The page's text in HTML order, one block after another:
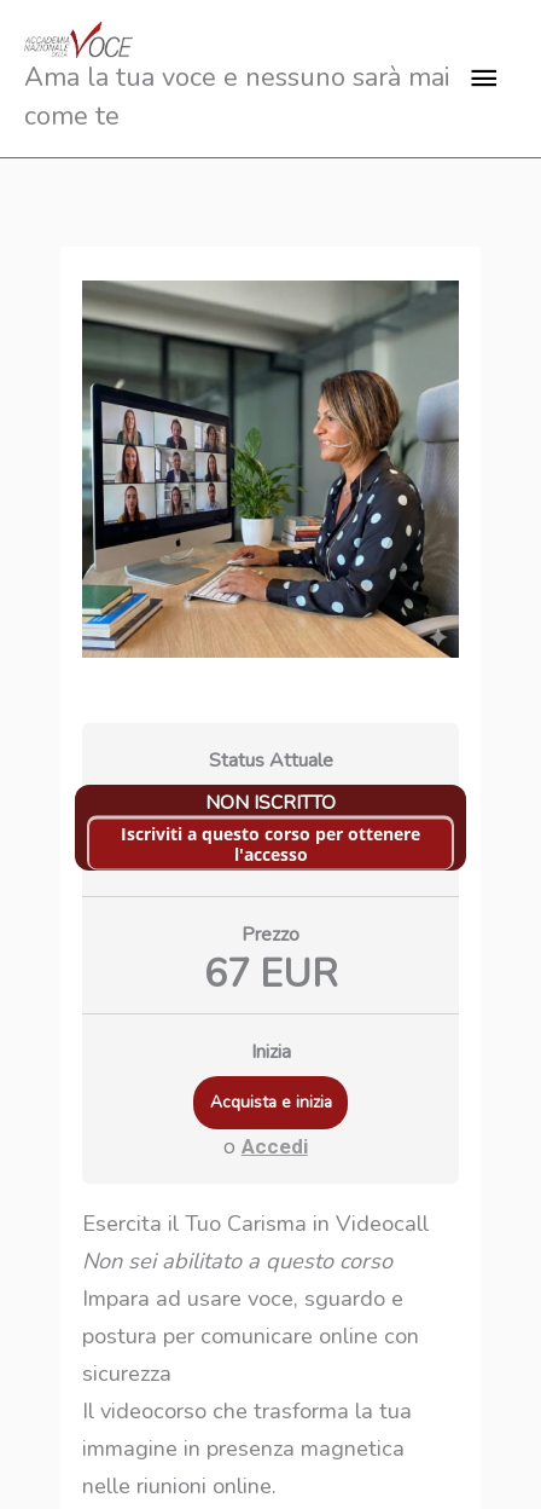
contenuto
Ama la tua voce e nessuno sarà mai
come te
Status Attuale
NON ISCRITTO
Iscriviti a questo corso per ottenere
l'accesso
Prezzo
67 EUR
Inizia
Acquista e inizia
o Accedi
Esercita il Tuo Carisma in Videocall
Non sei abilitato a questo corso
Impara ad usare voce, sguardo e
postura per comunicare online con
sicurezza
Il videocorso che trasforma la tua
immagine in presenza magnetica
nelle riunioni online.